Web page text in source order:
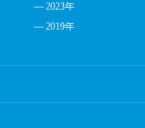
2023年
2019年